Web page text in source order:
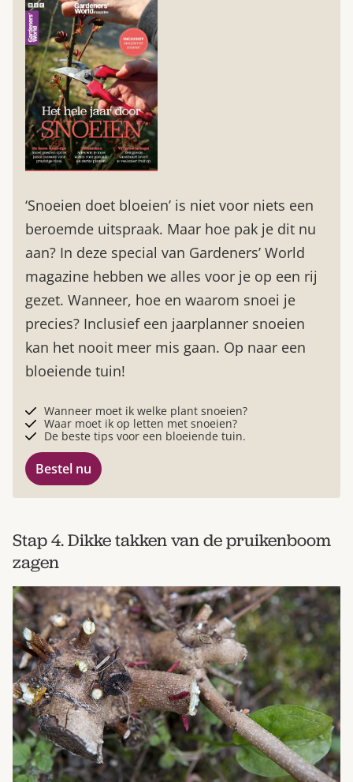
‘Snoeien doet bloeien’ is niet voor niets een
beroemde uitspraak. Maar hoe pak je dit nu
aan? In deze special van Gardeners’ World
magazine hebben we alles voor je op een rij
gezet. Wanneer, hoe en waarom snoei je
precies? Inclusief een jaarplanner snoeien
kan het nooit meer mis gaan. Op naar een
bloeiende tuin!
Wanneer moet ik welke plant snoeien?
Waar moet ik op letten met snoeien?
De beste tips voor een bloeiende tuin.
Bestel nu
Stap 4. Dikke takken van de pruikenboom
zagen